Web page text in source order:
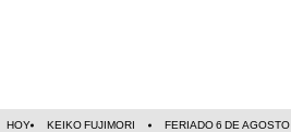
HOY KEIKO FUJIMORI FERIADO 6 DE AGOSTO